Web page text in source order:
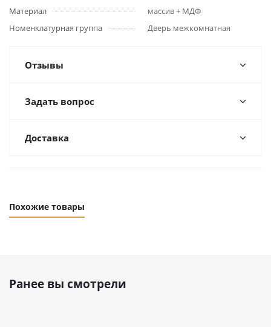
Материал
массив + МДФ
Номенклатурная группа
Дверь межкомнатная
Отзывы
Задать вопрос
Доставка
Похожие товары
Ранее вы смотрели